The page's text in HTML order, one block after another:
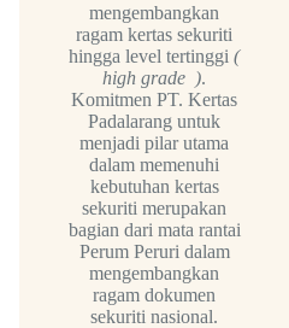
mengembangkan
ragam kertas sekuriti
hingga level tertinggi (
high grade ).
Komitmen PT. Kertas
Padalarang untuk
menjadi pilar utama
dalam memenuhi
kebutuhan kertas
sekuriti merupakan
bagian dari mata rantai
Perum Peruri dalam
mengembangkan
ragam dokumen
sekuriti nasional.